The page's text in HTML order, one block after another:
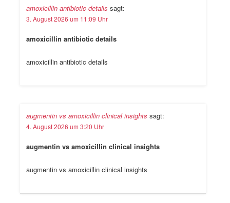
amoxicillin antibiotic details sagt:
3. August 2026 um 11:09 Uhr
amoxicillin antibiotic details
amoxicillin antibiotic details
augmentin vs amoxicillin clinical insights sagt:
4. August 2026 um 3:20 Uhr
augmentin vs amoxicillin clinical insights
augmentin vs amoxicillin clinical insights